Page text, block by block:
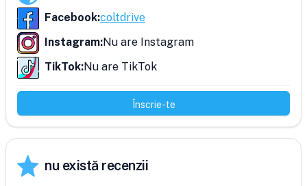
Facebook:coltdrive
Instagram:Nu are Instagram
TikTok:Nu are TikTok
Înscrie-te
nu există recenzii